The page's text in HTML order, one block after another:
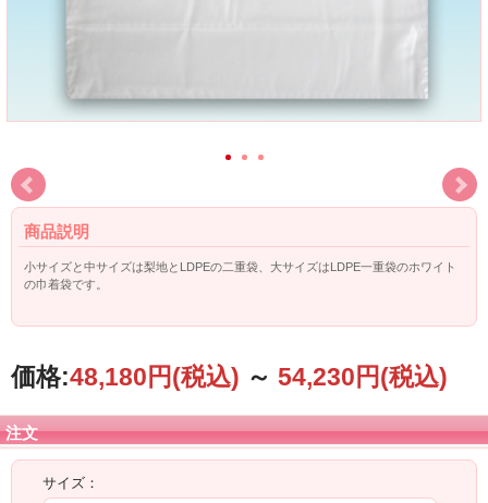
商品説明
小サイズと中サイズは梨地とLDPEの二重袋、大サイズはLDPE一重袋のホワイト
の巾着袋です。
価格:48,180円(税込) ～ 54,230円(税込)
注文
サイズ：